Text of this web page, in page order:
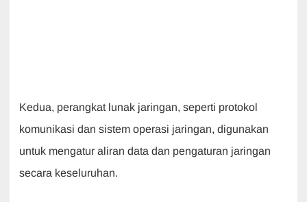
Kedua, perangkat lunak jaringan, seperti protokol
komunikasi dan sistem operasi jaringan, digunakan
untuk mengatur aliran data dan pengaturan jaringan
secara keseluruhan.